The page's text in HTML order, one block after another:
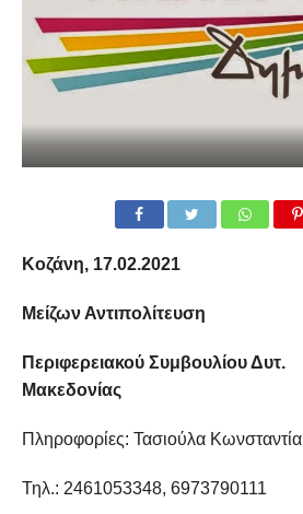
Κοζάνη, 17.02.2021
Μείζων Αντιπολίτευση
Περιφερειακού Συμβουλίου Δυτ.
Μακεδονίας
Πληροφορίες: Τασιούλα Κωνσταντία
Τηλ.: 2461053348, 6973790111